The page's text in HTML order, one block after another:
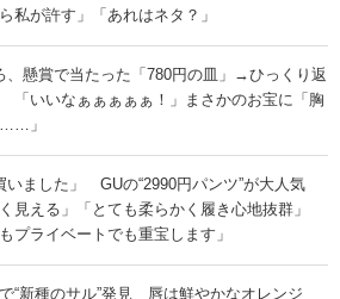
私が許す」「あれはネタ？」
、懸賞で当たった「780円の皿」→ひっくり返
いいなぁぁぁぁぁ！」まさかのお宝に「胸
」
いました」 GUの“2990円パンツ”が大人気
く見える」「とても柔らかく履き心地抜群」
プライベートでも重宝します」
“新種のサル”発見 唇は鮮やかなオレンジ